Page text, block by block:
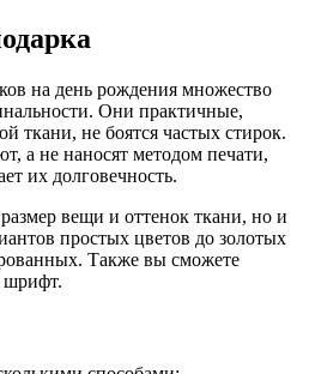
на день рождения множество
Они практичные,
ткани, не боятся частых стирок.
а не наносят методом печати,
их долговечность.
вещи и оттенок ткани, но и
простых цветов до золотых
Также вы сможете
шрифт.